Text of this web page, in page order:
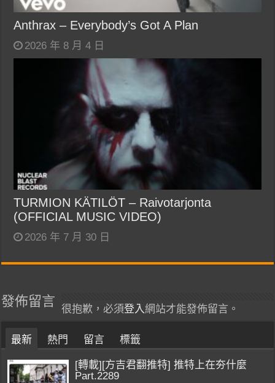
Anthrax – Everybody’s Got A Plan
2026 年 8 月 4 日
TURMION KÄTILÖT – Raivotarjonta
(OFFICIAL MUSIC VIDEO)
2026 年 7 月 30 日
發佈留言
很抱歉，必須登入網站才能發佈留言。
最新 熱門 留言 標籤
[轉載][方吉君翻推特] 推特上在夯什麼
Part.2289